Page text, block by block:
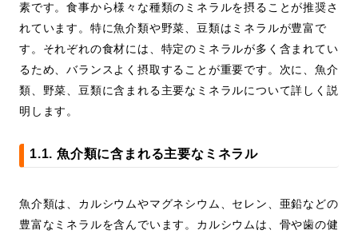
素です。食事から様々な種類のミネラルを摂ることが推奨さ
れています。特に魚介類や野菜、豆類はミネラルが豊富で
す。それぞれの食材には、特定のミネラルが多く含まれてい
るため、バランスよく摂取することが重要です。次に、魚介
類、野菜、豆類に含まれる主要なミネラルについて詳しく説
明します。
1.1. 魚介類に含まれる主要なミネラル
魚介類は、カルシウムやマグネシウム、セレン、亜鉛などの
豊富なミネラルを含んでいます。カルシウムは、骨や歯の健